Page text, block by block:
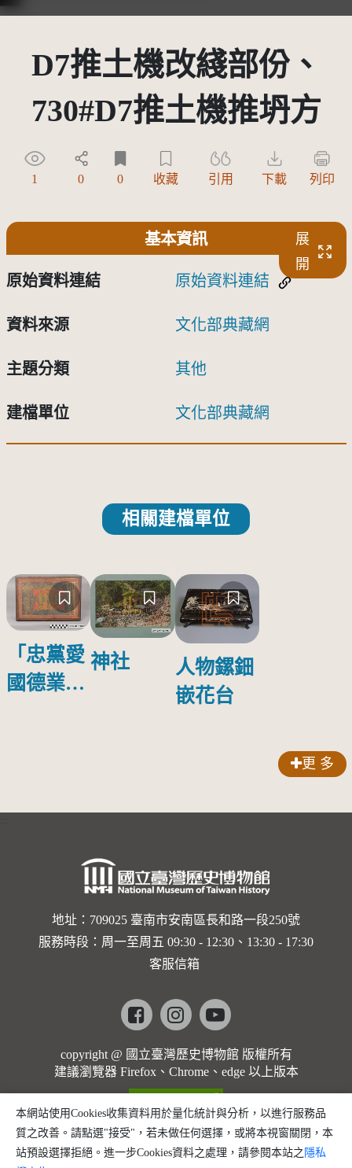
D7推土機改綫部份、
730#D7推土機推坍方
1 0 0 收藏 引用 下載 列印
基本資訊
展
開
原始資料連結 原始資料連結
資料來源 文化部典藏網
主題分類 其他
建檔單位 文化部典藏網
相關建檔單位
「忠黨愛
國德業並
神社
人物鏍鈿
嵌花台
更 多
地址：709025 臺南市安南區長和路一段250號
服務時段：周一至周五 09:30 - 12:30、13:30 - 17:30
客服信箱
Facebookinstagramyoutube
copyright @ 國立臺灣歷史博物館 版權所有
建議瀏覽器 Firefox、Chrome、edge 以上版本
本網站使用Cookies收集資料用於量化統計與分析，以進行服務品
質之改善。請點選"接受"，若未做任何選擇，或將本視窗關閉，本
站預設選擇拒絕。進一步Cookies資料之處理，請參閱本站之 隱私